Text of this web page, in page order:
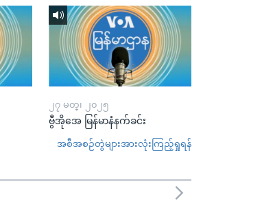
၂၇ မတ္၊ ၂၀၂၅
ဗွီအိုအေ မြန်မာနံနက်ခင်း
အစီအစဉ်တွဲများအားလုံးကြည့်ရှုရန်